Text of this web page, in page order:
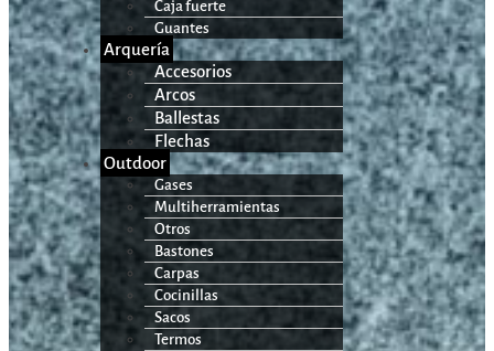
Caja fuerte
Guantes
Arquería
Accesorios
Arcos
Ballestas
Flechas
Outdoor
Gases
Multiherramientas
Otros
Bastones
Carpas
Cocinillas
Sacos
Termos